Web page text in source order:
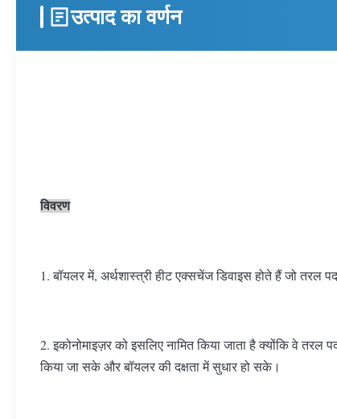
उत्पाद का वर्णन
विवरण
1. बॉयलर में, अर्थशास्त्री हीट एक्सचेंज डिवाइस होते हैं जो तरल
2. इकोनोमाइज़र को इसलिए नामित किया जाता है क्योंकि वे तरल
किया जा सके और बॉयलर की दक्षता में सुधार हो सके।